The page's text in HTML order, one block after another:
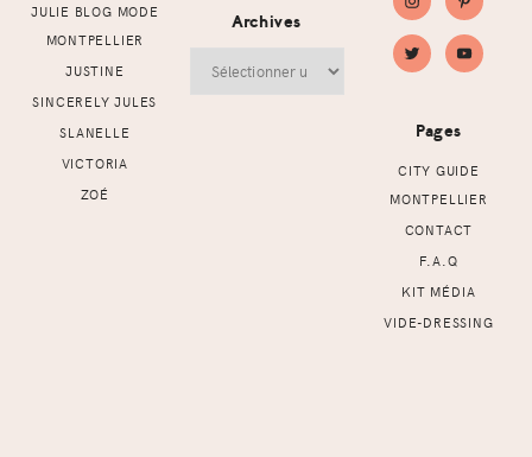
JULIE BLOG MODE
MONTPELLIER
JUSTINE
SINCERELY JULES
SLANELLE
VICTORIA
ZOÉ
Archives
Pages
CITY GUIDE
MONTPELLIER
CONTACT
F.A.Q
KIT MÉDIA
VIDE-DRESSING